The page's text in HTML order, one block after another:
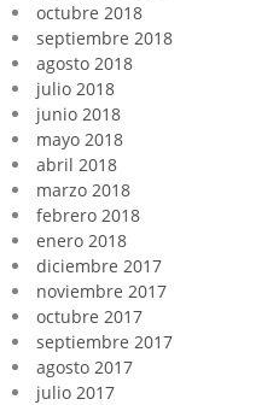
octubre 2018
septiembre 2018
agosto 2018
julio 2018
junio 2018
mayo 2018
abril 2018
marzo 2018
febrero 2018
enero 2018
diciembre 2017
noviembre 2017
octubre 2017
septiembre 2017
agosto 2017
julio 2017